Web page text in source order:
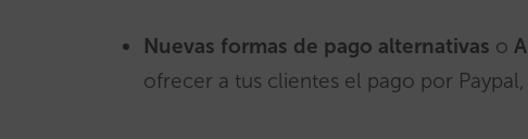
Nuevas formas de pago alternativas o
ofrecer a tus clientes el pago por